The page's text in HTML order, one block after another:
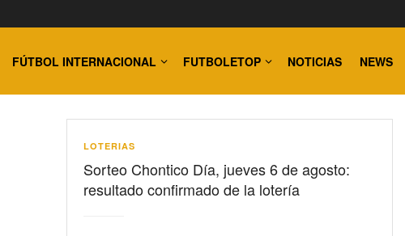
FÚTBOL INTERNACIONAL FUTBOLETOP NOTICIAS NEWS
LOTERIAS
Sorteo Chontico Día, jueves 6 de agosto:
resultado confirmado de la lotería